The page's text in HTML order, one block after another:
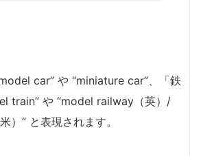
car” や “miniature car”、「鉄
train” や “model railway（英）/
” と表現されます。